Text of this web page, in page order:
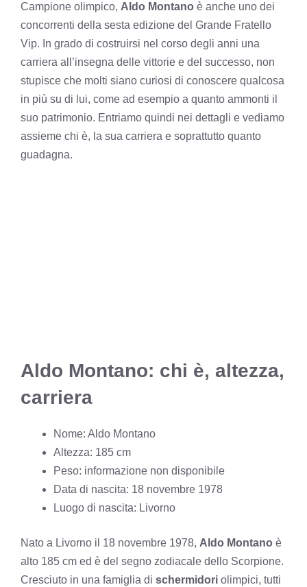
Campione olimpico, Aldo Montano è anche uno dei
concorrenti della sesta edizione del Grande Fratello
Vip. In grado di costruirsi nel corso degli anni una
carriera all’insegna delle vittorie e del successo, non
stupisce che molti siano curiosi di conoscere qualcosa
in più su di lui, come ad esempio a quanto ammonti il
suo patrimonio. Entriamo quindi nei dettagli e vediamo
assieme chi è, la sua carriera e soprattutto quanto
guadagna.
Aldo Montano: chi è, altezza,
carriera
Nome: Aldo Montano
Altezza: 185 cm
Peso: informazione non disponibile
Data di nascita: 18 novembre 1978
Luogo di nascita: Livorno
Nato a Livorno il 18 novembre 1978, Aldo Montano è
alto 185 cm ed è del segno zodiacale dello Scorpione.
Cresciuto in una famiglia di schermidori olimpici, tutti